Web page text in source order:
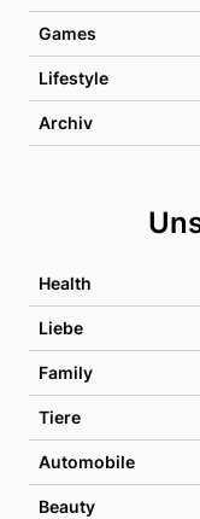
Games
Lifestyle
Archiv
Health
Liebe
Family
Tiere
Automobile
Beauty